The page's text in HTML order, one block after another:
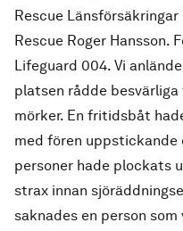
Rescue
Rescue Roger Hansson.
Lifeguard 004. Vi
platsen rådde
mörker. En fritidsbåt
med fören uppstickande
personer hade plockats
strax innan
saknades en person